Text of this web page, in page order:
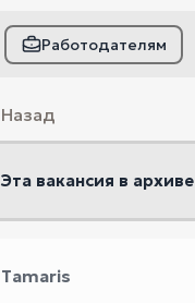
Работодателям
Назад
Эта вакансия в архиве
Tamaris